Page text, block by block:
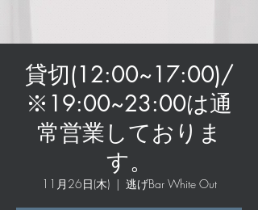
貸切(12:00~17:00)/
※19:00~23:00は通
常営業しておりま
す。
11月26日(木)
  |
逃げBar White Out